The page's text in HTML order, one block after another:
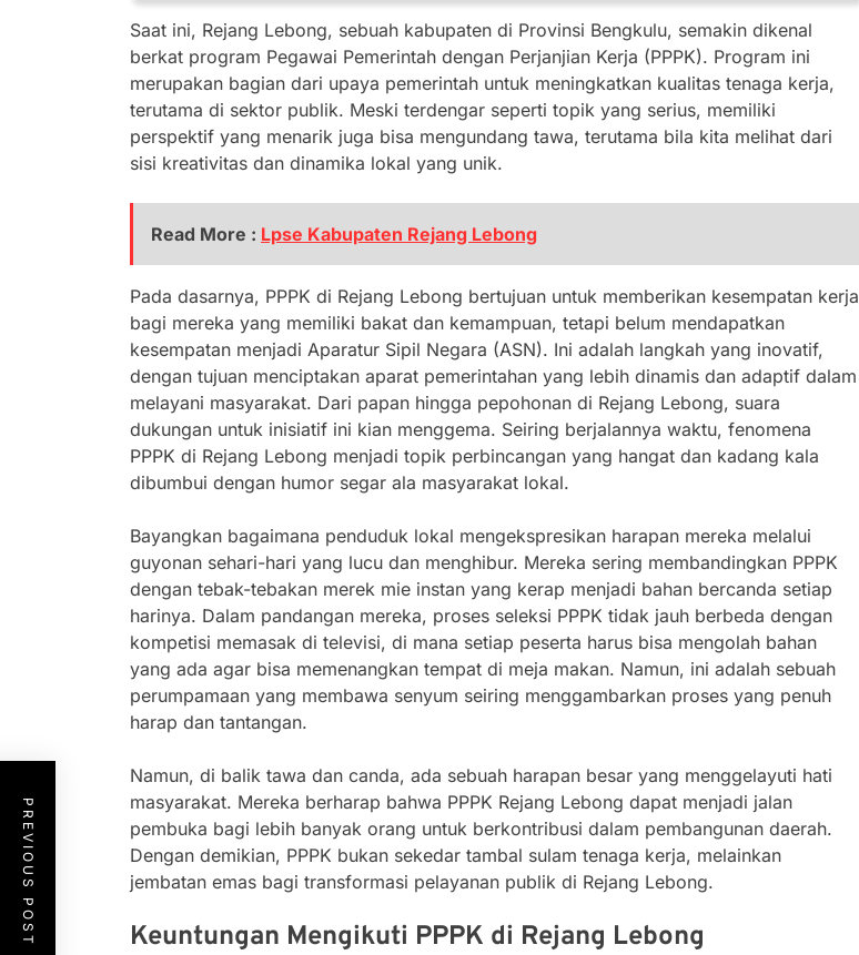
Saat ini, Rejang Lebong, sebuah kabupaten di Provinsi Bengkulu, semakin dikenal
berkat program Pegawai Pemerintah dengan Perjanjian Kerja (PPPK). Program ini
merupakan bagian dari upaya pemerintah untuk meningkatkan kualitas tenaga kerja,
terutama di sektor publik. Meski terdengar seperti topik yang serius, memiliki
perspektif yang menarik juga bisa mengundang tawa, terutama bila kita melihat dari
sisi kreativitas dan dinamika lokal yang unik.
Read More : Lpse Kabupaten Rejang Lebong
Pada dasarnya, PPPK di Rejang Lebong bertujuan untuk memberikan kesempatan kerja
bagi mereka yang memiliki bakat dan kemampuan, tetapi belum mendapatkan
kesempatan menjadi Aparatur Sipil Negara (ASN). Ini adalah langkah yang inovatif,
dengan tujuan menciptakan aparat pemerintahan yang lebih dinamis dan adaptif dalam
melayani masyarakat. Dari papan hingga pepohonan di Rejang Lebong, suara
dukungan untuk inisiatif ini kian menggema. Seiring berjalannya waktu, fenomena
PPPK di Rejang Lebong menjadi topik perbincangan yang hangat dan kadang kala
dibumbui dengan humor segar ala masyarakat lokal.
Bayangkan bagaimana penduduk lokal mengekspresikan harapan mereka melalui
guyonan sehari-hari yang lucu dan menghibur. Mereka sering membandingkan PPPK
dengan tebak-tebakan merek mie instan yang kerap menjadi bahan bercanda setiap
harinya. Dalam pandangan mereka, proses seleksi PPPK tidak jauh berbeda dengan
kompetisi memasak di televisi, di mana setiap peserta harus bisa mengolah bahan
yang ada agar bisa memenangkan tempat di meja makan. Namun, ini adalah sebuah
perumpamaan yang membawa senyum seiring menggambarkan proses yang penuh
harap dan tantangan.
Namun, di balik tawa dan canda, ada sebuah harapan besar yang menggelayuti hati
masyarakat. Mereka berharap bahwa PPPK Rejang Lebong dapat menjadi jalan
pembuka bagi lebih banyak orang untuk berkontribusi dalam pembangunan daerah.
Dengan demikian, PPPK bukan sekedar tambal sulam tenaga kerja, melainkan
jembatan emas bagi transformasi pelayanan publik di Rejang Lebong.
Keuntungan Mengikuti PPPK di Rejang Lebong
PREVIOUS POST